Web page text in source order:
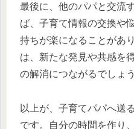
最後に、他のパパと交流
ば、子育て情報の交換や
持ちが楽になることがあ
は、新たな発見や共感を
の解消につながるでしょう
以上が、子育てパパへ送
です。自分の時間を作り